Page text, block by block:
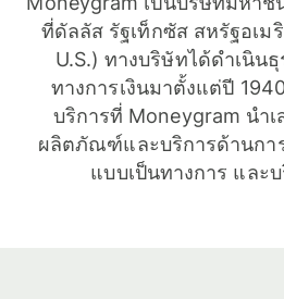
ที่ดัลลัส รัฐเท็กซัส สหรัฐอเม
U.S.) ทางบริษัทได้ดำเนิน
ทางการเงินมาตั้งแต่ปี
บริการที่ Moneygram นำ
ผลิตภัณฑ์และบริการด้านการ
แบบเป็นทางการ และ